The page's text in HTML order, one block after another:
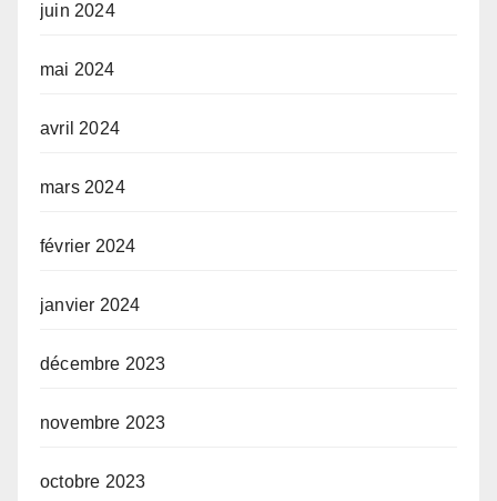
juin 2024
mai 2024
avril 2024
mars 2024
février 2024
janvier 2024
décembre 2023
novembre 2023
octobre 2023